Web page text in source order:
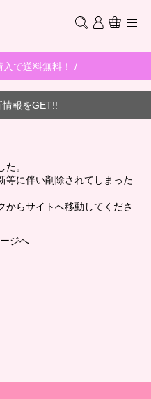
入で送料無料！ /
報をGET!!
。
等に伴い削除されてしまった
からサイトへ移動してくださ
ジへ